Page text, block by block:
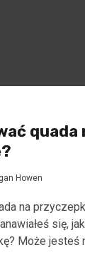
quada
Howen
na
się,
Może jesteś